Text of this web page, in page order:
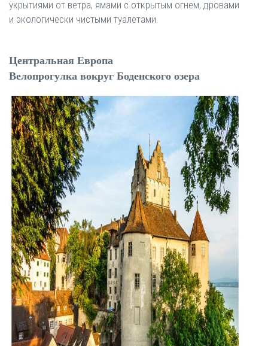
укрытиями от ветра, ямами с открытым огнем, дровами
и экологически чистыми туалетами.
Центральная Европа
Велопрогулка вокруг Боденского озера